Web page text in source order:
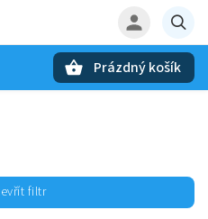
Prázdný košík
filtr